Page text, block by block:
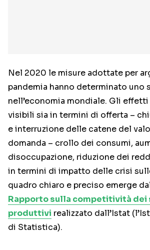
Nel 2020 le misure adottate per
pandemia hanno determinato uno
nell’economia mondiale. Gli
visibili sia in termini di offerta –
e interruzione delle catene del
domanda – crollo dei consumi,
disoccupazione, riduzione dei
in termini di impatto delle crisi
quadro chiaro e preciso emerge
Rapporto sulla competitività
produttivi realizzato dall’Istat
di Statistica).